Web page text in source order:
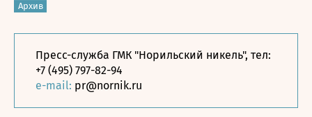
Архив
Пресс-служба ГМК "Норильский никель", тел:
+7 (495) 797-82-94
e-mail: pr@nornik.ru